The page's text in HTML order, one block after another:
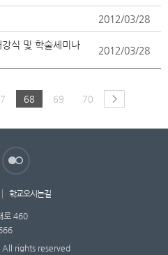
2012/03/28
식 및 학술세미나
2012/03/28
68 69 70
학교오시는길
로 460
rights reserved